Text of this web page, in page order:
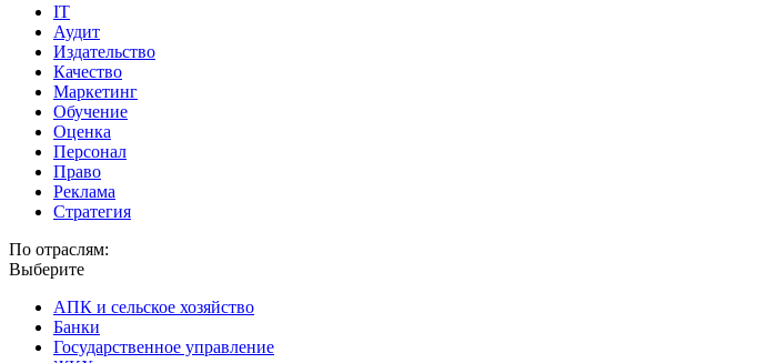
IT
Аудит
Издательство
Качество
Маркетинг
Обучение
Оценка
Персонал
Право
Реклама
Стратегия
По отраслям:
Выберите
АПК и сельское хозяйство
Банки
Государственное управление